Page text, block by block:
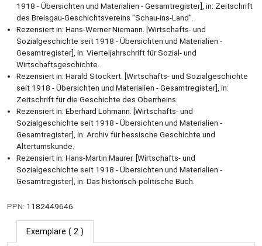
1918 - Übersichten und Materialien - Gesamtregister], in: Zeitschrift
des Breisgau-Geschichtsvereins "Schau-ins-Land".
Rezensiert in: Hans-Werner Niemann. [Wirtschafts- und
Sozialgeschichte seit 1918 - Übersichten und Materialien -
Gesamtregister], in: Vierteljahrschrift für Sozial- und
Wirtschaftsgeschichte.
Rezensiert in: Harald Stockert. [Wirtschafts- und Sozialgeschichte
seit 1918 - Übersichten und Materialien - Gesamtregister], in:
Zeitschrift für die Geschichte des Oberrheins.
Rezensiert in: Eberhard Lohmann. [Wirtschafts- und
Sozialgeschichte seit 1918 - Übersichten und Materialien -
Gesamtregister], in: Archiv für hessische Geschichte und
Altertumskunde.
Rezensiert in: Hans-Martin Maurer. [Wirtschafts- und
Sozialgeschichte seit 1918 - Übersichten und Materialien -
Gesamtregister], in: Das historisch-politische Buch.
PPN: 1182449646
Exemplare ( 2 )